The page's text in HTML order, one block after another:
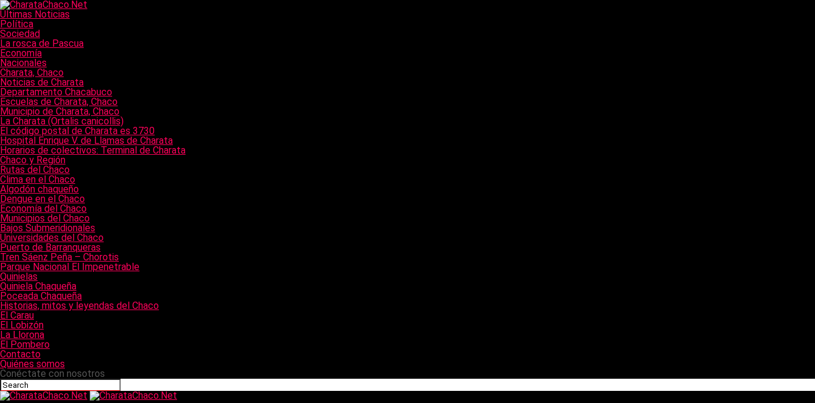
Últimas Noticias
Política
Sociedad
La rosca de Pascua
Economía
Nacionales
Charata, Chaco
Noticias de Charata
Departamento Chacabuco
Escuelas de Charata, Chaco
Municipio de Charata, Chaco
La Charata (Ortalis canicollis)
El código postal de Charata es 3730
Hospital Enrique V. de Llamas de Charata
Horarios de colectivos: Terminal de Charata
Chaco y Región
Rutas del Chaco
Clima en el Chaco
Algodón chaqueño
Dengue en el Chaco
Economía del Chaco
Municipios del Chaco
Bajos Submeridionales
Universidades del Chaco
Puerto de Barranqueras
Tren Sáenz Peña – Chorotis
Parque Nacional El Impenetrable
Quinielas
Quiniela Chaqueña
Poceada Chaqueña
Historias, mitos y leyendas del Chaco
El Carau
El Lobizón
La Llorona
El Pombero
Contacto
Quiénes somos
Conéctate con nosotros